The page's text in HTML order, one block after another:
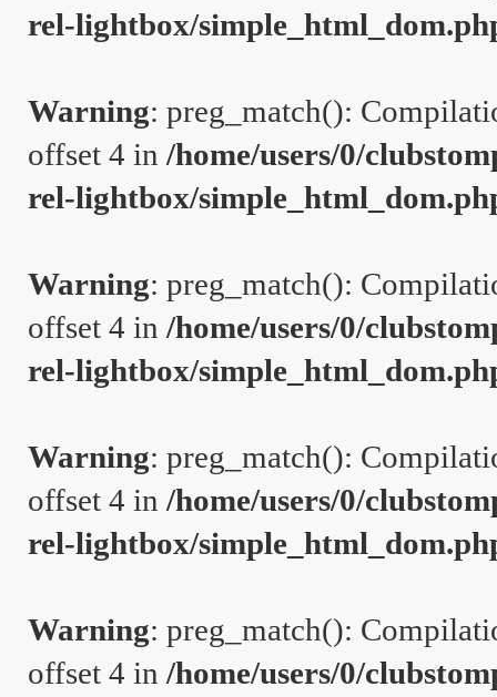
rel-lightbox/
Warning: preg_match():
offset 4 in /home/users/0/
rel-lightbox/
Warning: preg_match():
offset 4 in /home/users/0/
rel-lightbox/
Warning: preg_match():
offset 4 in /home/users/0/
rel-lightbox/
Warning: preg_match():
offset 4 in /home/users/0/